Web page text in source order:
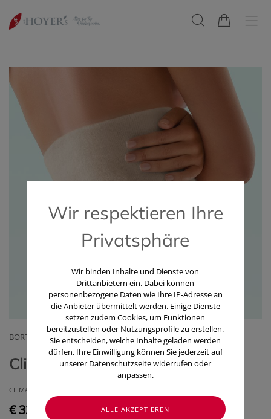
BORT GMBH
Climacare Leibwärmer (1 Stk.)
CLIMACare® Leibwärmer Art. Nr. 106 600
€ 32,90
Wir respektieren Ihre
Privatsphäre
Wir binden Inhalte und Dienste von
Drittanbietern ein. Dabei können
personenbezogene Daten wie Ihre IP-Adresse an
die Anbieter übermittelt werden. Einige Dienste
setzen zudem Cookies, um Funktionen
bereitzustellen oder Nutzungsprofile zu erstellen.
Sie entscheiden, welche Inhalte geladen werden
dürfen. Ihre Einwilligung können Sie jederzeit auf
unserer Datenschutzseite widerrufen oder
anpassen.